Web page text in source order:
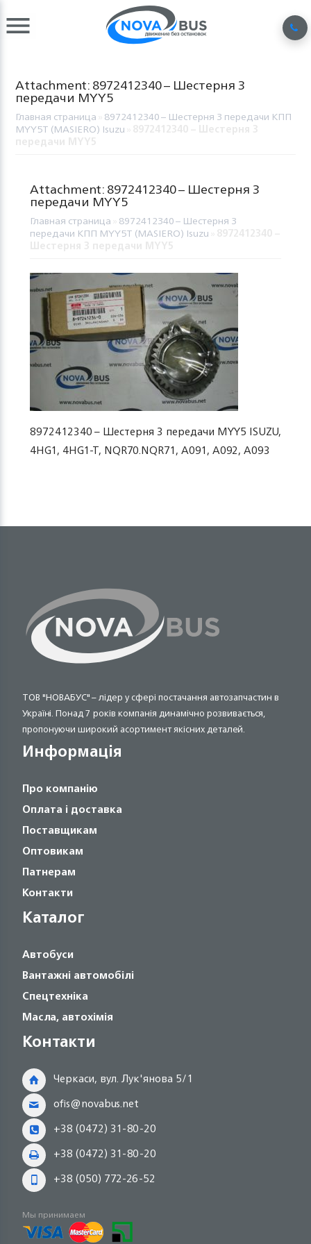
Attachment: 8972412340 – Шестерня 3
передачи МYY5
Главная страница 8972412340 – Шестерня 3 передачи КПП
MYY5T (MASIERO) Isuzu
Attachment: 8972412340 – Шестерня 3
передачи МYY5
Главная страница 8972412340 – Шестерня 3
передачи КПП MYY5T (MASIERO) Isuzu
8972412340 – Шестерня 3 передачи МYY5 ISUZU,
4HG1, 4HG1-T, NQR70.NQR71, A091, A092, A093
ТОВ "НОВАБУС" – лідер у сфері постачання автозапчастин в
Україні. Понад 7 років компанія динамічно розвивається,
пропонуючи широкий асортимент якісних деталей.
Информація
Про компанію
Оплата і доставка
Поставщикам
Оптовикам
Патнерам
Контакти
Каталог
Автобуси
Вантажні автомобілі
Спецтехніка
Масла, автохімія
Контакти
Черкаси, вул. Лук'янова 5/1
ofis@novabus.net
+38 (0472) 31-80-20
+38 (0472) 31-80-20
+38 (050) 772-26-52
Мы принимаем